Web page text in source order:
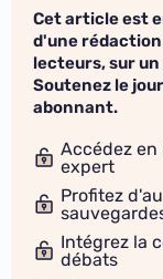
Cet article est
d'une rédaction
lecteurs, sur
Soutenez le
abonnant.
Accédez
expert
Profitez
Intégrez la
débats